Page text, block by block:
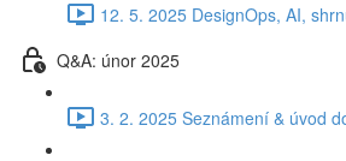
12. 5. 2025 DesignOps, AI,
Q&A: únor 2025
3. 2. 2025 Seznámení & úvod